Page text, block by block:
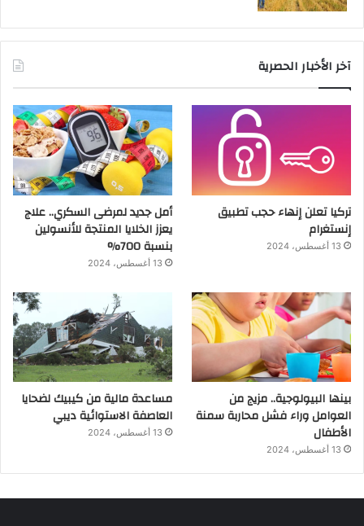
آخر الأخبار الحصرية
تركيا تعلن إنهاء حجب تطبيق
إنستغرام
13 أغسطس، 2024
أمل جديد لمرضى السكري.. علاج
يعزز الخلايا المنتجة للأنسولين
بنسبة 700%
13 أغسطس، 2024
بينها البيولوجية.. مزيج من
العوامل وراء فشل محاربة سمنة
الأطفال
13 أغسطس، 2024
مساعدة مالية من كيبيك لضحايا
العاصفة الاستوائية ديبي
13 أغسطس، 2024